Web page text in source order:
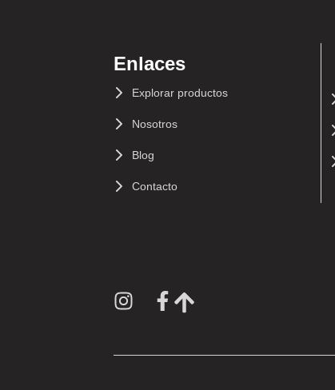
Enlaces
Explorar productos
Nosotros
Blog
Contacto